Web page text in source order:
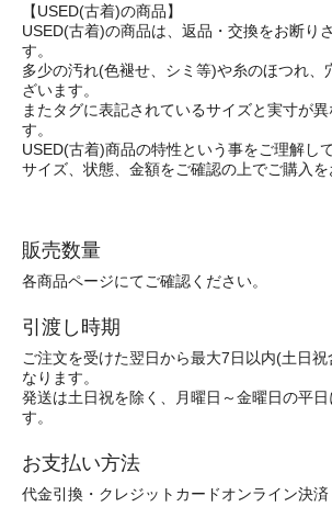
【USED(古着)の商品】
USED(古着)の商品は、返品・交換をお断り
す。
多少の汚れ(色褪せ、シミ等)や糸のほつれ、
ざいます。
またタグに表記されているサイズと実寸が
す。
USED(古着)商品の特性という事をご理解し
サイズ、状態、金額をご確認の上でご購入を
販売数量
各商品ページにてご確認ください。
引渡し時期
ご注文を受けた翌日から最大7日以内(土日祝
なります。
発送は土日祝を除く、月曜日～金曜日の平日
す。
お支払い方法
代金引換・クレジットカードオンライン決済